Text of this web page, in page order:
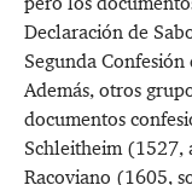
Declaración de
Segunda
Además, otros
documentos
Schleitheim (1527,
Racoviano (1605,